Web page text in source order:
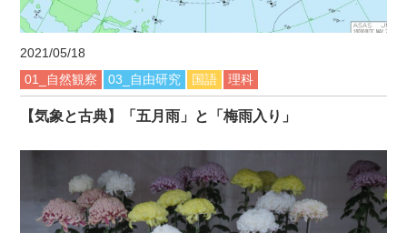
2021/05/18
01_自然観察
03_自由研究 国語 理科
【気象と古典】「五月雨」と「梅雨入り」